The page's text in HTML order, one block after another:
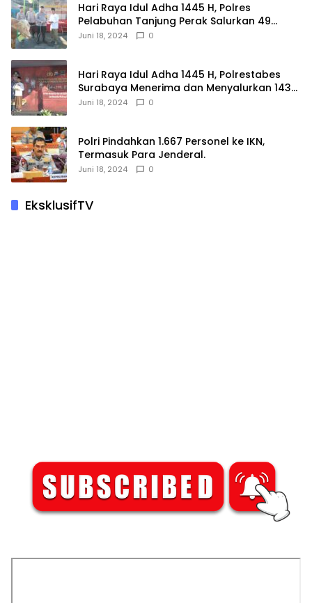
Hari Raya Idul Adha 1445 H, Polres
Pelabuhan Tanjung Perak Salurkan 49
Hewan Korban.
Juni 18, 2024 0
Hari Raya Idul Adha 1445 H, Polrestabes
Surabaya Menerima dan Menyalurkan 143
Hewan Kurban
Juni 18, 2024 0
Polri Pindahkan 1.667 Personel ke IKN,
Termasuk Para Jenderal.
Juni 18, 2024 0
EksklusifTV